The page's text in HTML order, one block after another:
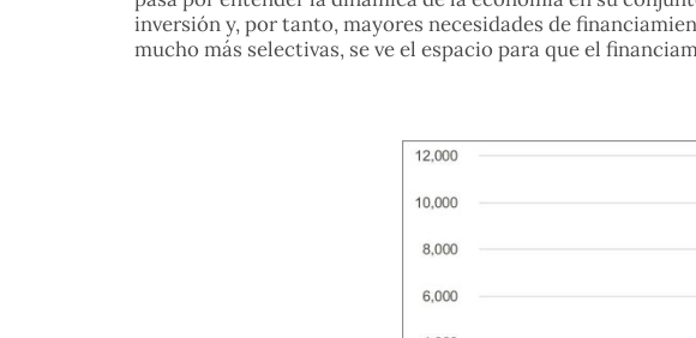
inversión y, por tanto, mayores necesidades de
mucho más selectivas, se ve el espacio para que el